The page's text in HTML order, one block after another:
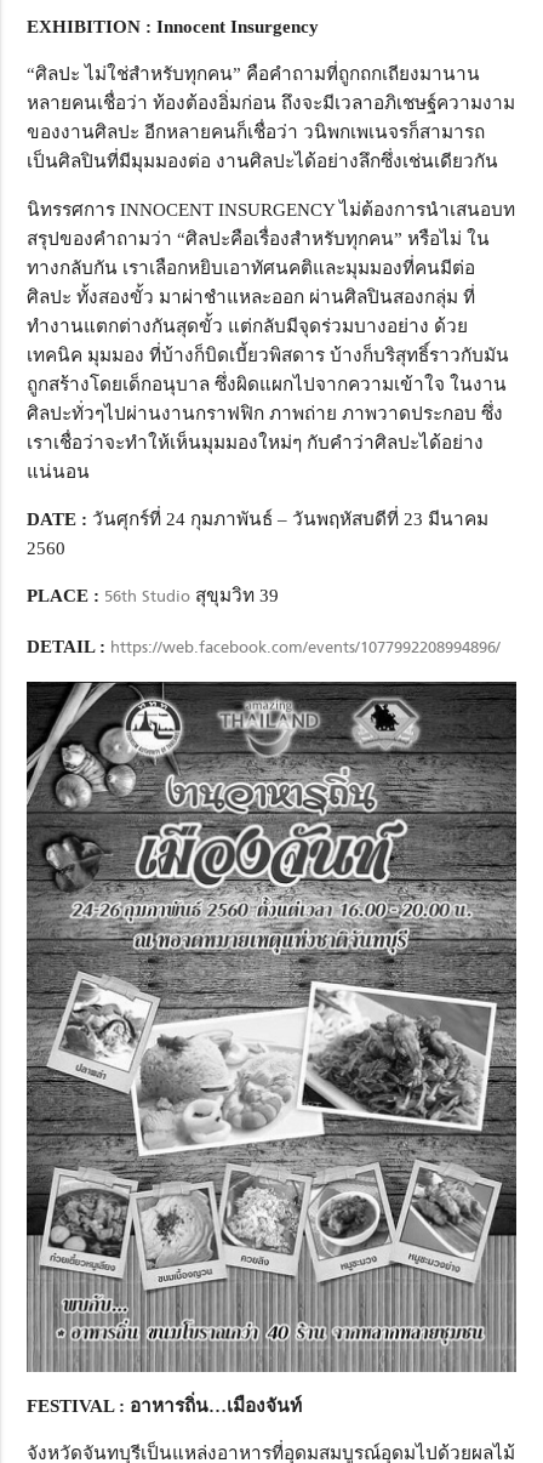
EXHIBITION : Innocent Insurgency
“ศิลปะ ไม่ใช่สำหรับทุกคน” คือคำถามที่ถูกถกเถียงมานาน
หลายคนเชื่อว่า ท้องต้องอิ่มก่อน ถึงจะมีเวลาอภิเชษฐ์ความงาม
ของงานศิลปะ อีกหลายคนก็เชื่อว่า วนิพกเพเนจรก็สามารถ
เป็นศิลปินที่มีมุมมองต่อ งานศิลปะได้อย่างลึกซึ่งเช่นเดียวกัน
นิทรรศการ INNOCENT INSURGENCY ไม่ต้องการนำเสนอบท
สรุปของคำถามว่า “ศิลปะคือเรื่องสำหรับทุกคน” หรือไม่ ใน
ทางกลับกัน เราเลือกหยิบเอาทัศนคติและมุมมองที่คนมีต่อ
ศิลปะ ทั้งสองขั้ว มาผ่าชำแหละออก ผ่านศิลปินสองกลุ่ม ที่
ทำงานแตกต่างกันสุดขั้ว แต่กลับมีจุดร่วมบางอย่าง ด้วย
เทคนิค มุมมอง ที่บ้างก็บิดเบี้ยวพิสดาร บ้างก็บริสุทธิ์ราวกับมัน
ถูกสร้างโดยเด็กอนุบาล ซึ่งผิดแผกไปจากความเข้าใจ ในงาน
ศิลปะทั่วๆไปผ่านงานกราฟฟิก ภาพถ่าย ภาพวาดประกอบ ซึ่ง
เราเชื่อว่าจะทำให้เห็นมุมมองใหม่ๆ กับคำว่าศิลปะได้อย่าง
แน่นอน
DATE : วันศุกร์ที่ 24 กุมภาพันธ์ – วันพฤหัสบดีที่ 23 มีนาคม
2560
PLACE : 56th Studio สุขุมวิท 39
DETAIL : https://web.facebook.com/events/1077992208994896/
FESTIVAL : อาหารถิ่น…เมืองจันท์
จังหวัดจันทบุรีเป็นแหล่งอาหารที่อุดมสมบูรณ์อุดมไปด้วยผลไม้